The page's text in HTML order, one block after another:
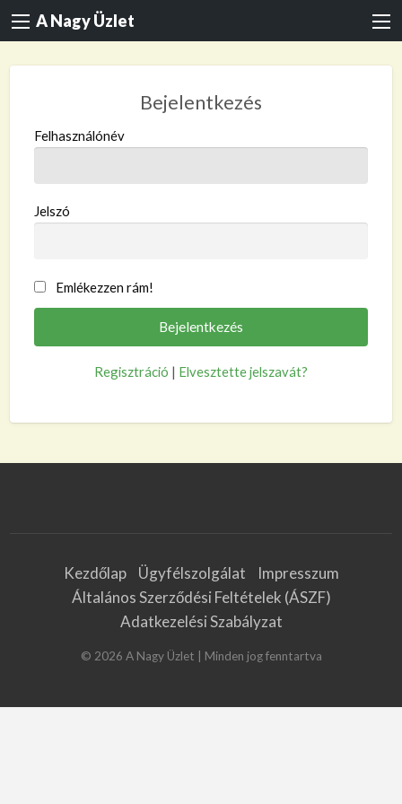
A Nagy Üzlet
Bejelentkezés
Felhasználónév
Jelszó
Emlékezzen rám!
Regisztráció | Elvesztette jelszavát?
Kezdőlap Ügyfélszolgálat
Impresszum
Általános Szerződési Feltételek (ÁSZF)
Adatkezelési Szabályzat
© 2026 A Nagy Üzlet | Minden jog fenntartva